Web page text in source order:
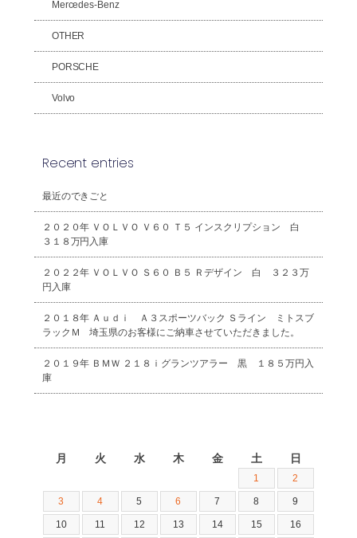
Mercedes-Benz
OTHER
PORSCHE
Volvo
Recent entries
最近のできごと
２０２０年 ＶＯＬＶＯ Ｖ６０ Ｔ５ インスクリプション 白
３１８万円入庫
２０２２年 ＶＯＬＶＯ Ｓ６０ Ｂ５ Ｒデザイン 白 ３２３万
円入庫
２０１８年 Ａｕｄｉ Ａ３スポーツバック Ｓライン ミトスブ
ラックＭ 埼玉県のお客様にご納車させていただきました。
２０１９年 ＢＭＷ ２１８ｉグランツアラー 黒 １８５万円入
庫
月 火 水 木 金 土 日
1 2
3 4 5 6 7 8 9
10 11 12 13 14 15 16